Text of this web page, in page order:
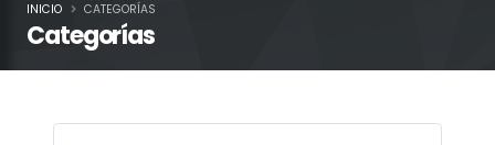
Categorías
INICIO CATEGORÍAS